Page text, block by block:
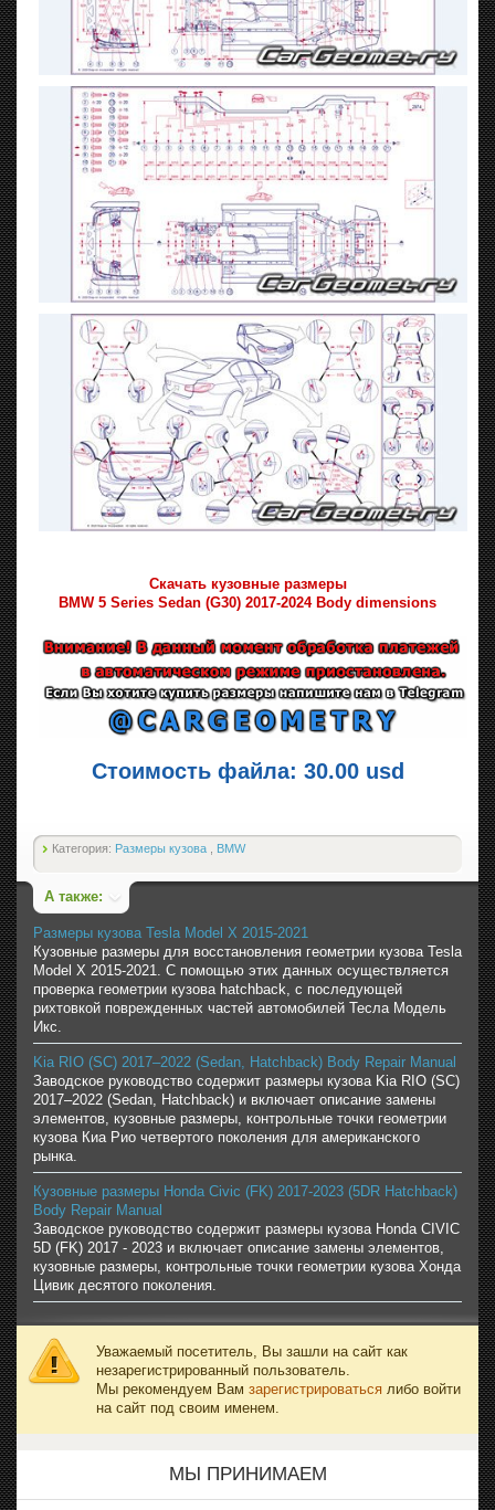
Скачать кузовные размеры
BMW 5 Series Sedan (G30) 2017-2024 Body dimensions
Стоимость файла: 30.00 usd
Категория: Размеры кузова BMW
А также:
Размеры кузова Tesla Model X 2015-2021
Кузовные размеры для восстановления геометрии кузова Tesla
Model X 2015-2021. С помощью этих данных осуществляется
проверка геометрии кузова hatchback, с последующей
рихтовкой поврежденных частей автомобилей Тесла Модель
Икс.
Kia RIO (SC) 2017–2022 (Sedan, Hatchback) Body Repair Manual
Заводское руководство содержит размеры кузова Kia RIO (SC)
2017–2022 (Sedan, Hatchback) и включает описание замены
элементов, кузовные размеры, контрольные точки геометрии
кузова Киа Рио четвертого поколения для американского
рынка.
Кузовные размеры Honda Civic (FK) 2017-2023 (5DR Hatchback)
Body Repair Manual
Заводское руководство содержит размеры кузова Honda CIVIC
5D (FK) 2017 - 2023 и включает описание замены элементов,
кузовные размеры, контрольные точки геометрии кузова Хонда
Цивик десятого поколения.
Уважаемый посетитель, Вы зашли на сайт как
незарегистрированный пользователь.
Мы рекомендуем Вам зарегистрироваться либо войти
на сайт под своим именем.
МЫ ПРИНИМАЕМ